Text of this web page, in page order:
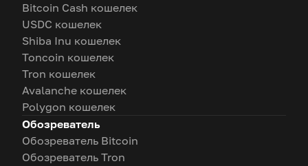
Bitcoin Cash кошелек
USDC кошелек
Shiba Inu кошелек
Toncoin кошелек
Tron кошелек
Avalanche кошелек
Polygon кошелек
Обозреватель
Обозреватель Bitcoin
Обозреватель Tron